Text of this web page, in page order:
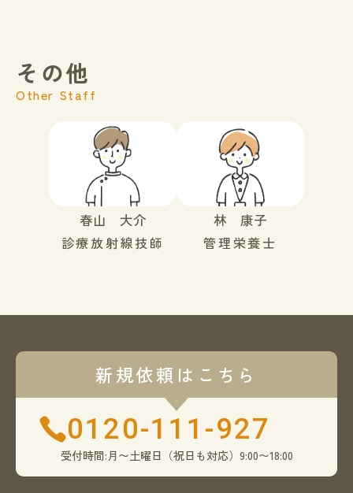
その他
Other Staff
春山 大介
診療放射線技師
林 康子
管理栄養士
新規依頼はこちら
0120-111-927
受付時間:月〜土曜日（祝日も対応）9:00〜18:00